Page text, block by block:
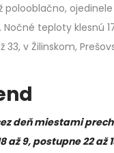
polooblačno,
teploty klesnú
v Žilinskom,
deň miestami
až 9, postupne 22 až